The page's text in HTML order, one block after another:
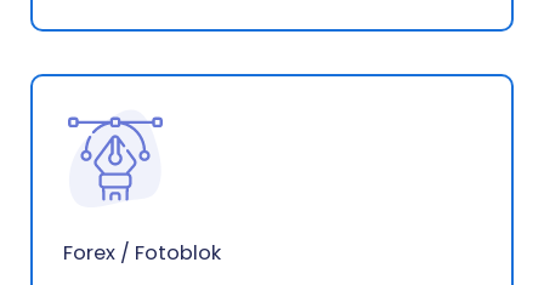
Forex / Fotoblok